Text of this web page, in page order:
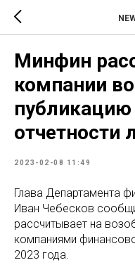
Минфин
компании
отчетности
2023-02-08 11:49
Глава Департамента
Иван Чебесков
рассчитывает на
компаниями
2023 года.